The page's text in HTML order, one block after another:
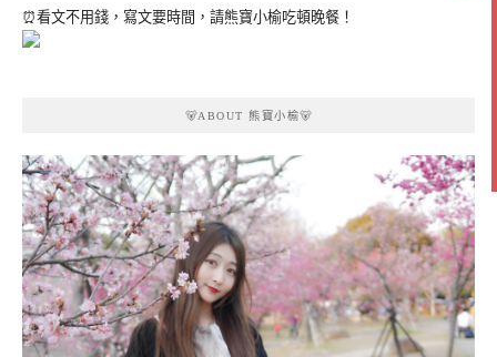
⏰看文不用錢，寫文要時間，請熊寶小榆吃頓晚餐！
🐻ABOUT 熊寶小榆🐻